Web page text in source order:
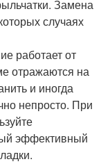
Замена
случаях
работает от
отражаются на
и иногда
непросто. При
эффективный